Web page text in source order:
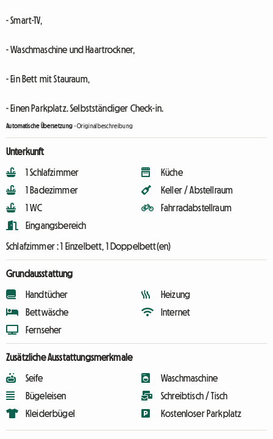
- Smart-TV,
- Waschmaschine und Haartrockner,
- Ein Bett mit Stauraum,
- Einen Parkplatz. Selbstständiger Check-in.
Automatische Übersetzung -Originalbeschreibung
Unterkunft
1 Schlafzimmer
1 Badezimmer
1 WC
Eingangsbereich
Küche
Keller / Abstellraum
Fahrradabstellraum
Schlafzimmer :1 Einzelbett, 1 Doppelbett(en)
Grundausstattung
Handtücher
Bettwäsche
Fernseher
Heizung
Internet
Zusätzliche Ausstattungsmerkmale
Seife
Bügeleisen
Kleiderbügel
Waschmaschine
Schreibtisch / Tisch
Kostenloser Parkplatz